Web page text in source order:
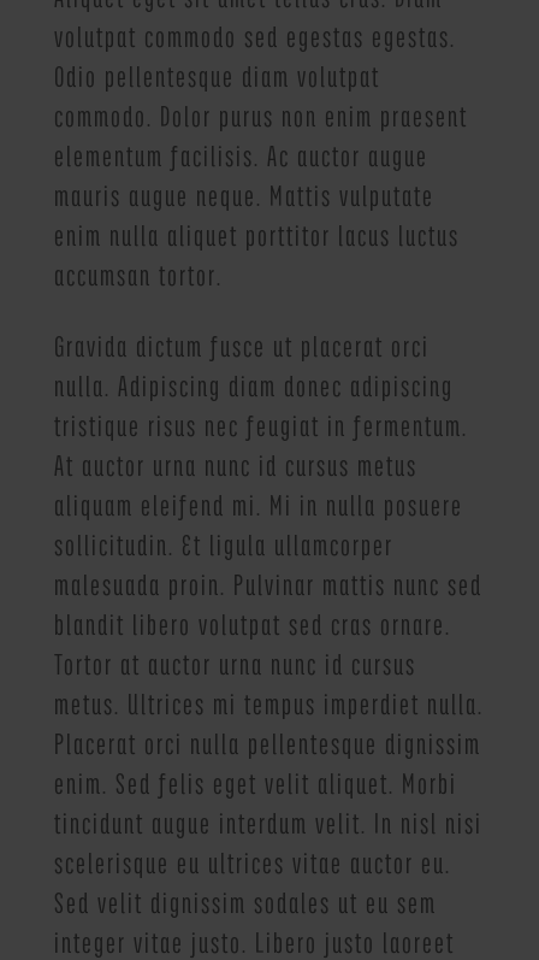
volutpat commodo sed egestas egestas.
Odio pellentesque diam volutpat
commodo. Dolor purus non enim praesent
elementum facilisis. Ac auctor augue
mauris augue neque. Mattis vulputate
enim nulla aliquet porttitor lacus luctus
accumsan tortor.
Gravida dictum fusce ut placerat orci
nulla. Adipiscing diam donec adipiscing
tristique risus nec feugiat in fermentum.
At auctor urna nunc id cursus metus
aliquam eleifend mi. Mi in nulla posuere
sollicitudin. Et ligula ullamcorper
malesuada proin. Pulvinar mattis nunc sed
blandit libero volutpat sed cras ornare.
Tortor at auctor urna nunc id cursus
metus. Ultrices mi tempus imperdiet nulla.
Placerat orci nulla pellentesque dignissim
enim. Sed felis eget velit aliquet. Morbi
tincidunt augue interdum velit. In nisl nisi
scelerisque eu ultrices vitae auctor eu.
Sed velit dignissim sodales ut eu sem
integer vitae justo. Libero justo laoreet